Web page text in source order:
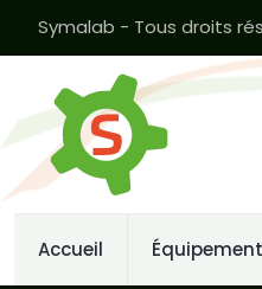
Symalab - Tous droits
Accueil